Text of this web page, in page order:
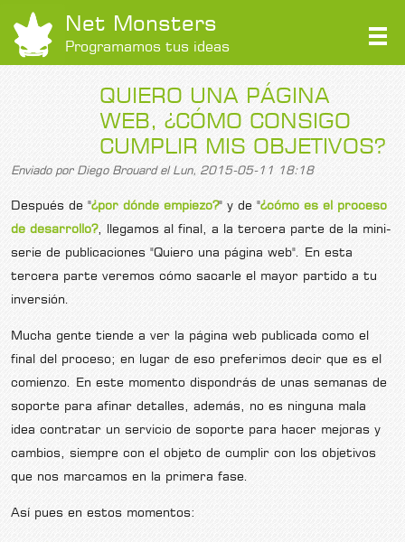
Net Monsters
Programamos tus ideas
QUIERO UNA PÁGINA
WEB, ¿CÓMO CONSIGO
CUMPLIR MIS OBJETIVOS?
Enviado por Diego Brouardel Lun, 2015-05-11 18:18
Después de "¿por dónde empiezo?" y de "¿cómo es el proceso
de desarrollo?, llegamos al final, a la tercera parte de la mini-
serie de publicaciones "Quiero una página web". En esta
tercera parte veremos cómo sacarle el mayor partido a tu
inversión.
Mucha gente tiende a ver la página web publicada como el
final del proceso; en lugar de eso preferimos decir que es el
comienzo. En este momento dispondrás de unas semanas de
soporte para afinar detalles, además, no es ninguna mala
idea contratar un servicio de soporte para hacer mejoras y
cambios, siempre con el objeto de cumplir con los objetivos
que nos marcamos en la primera fase.
Así pues en estos momentos: